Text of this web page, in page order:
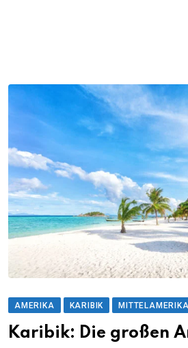
AMERIKA KARIBIK MITTELAMERIKA
Karibik: Die großen